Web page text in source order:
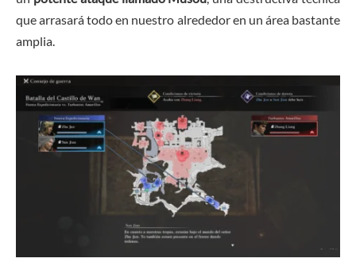
que arrasará todo en nuestro alrededor en un área bastante
amplia.